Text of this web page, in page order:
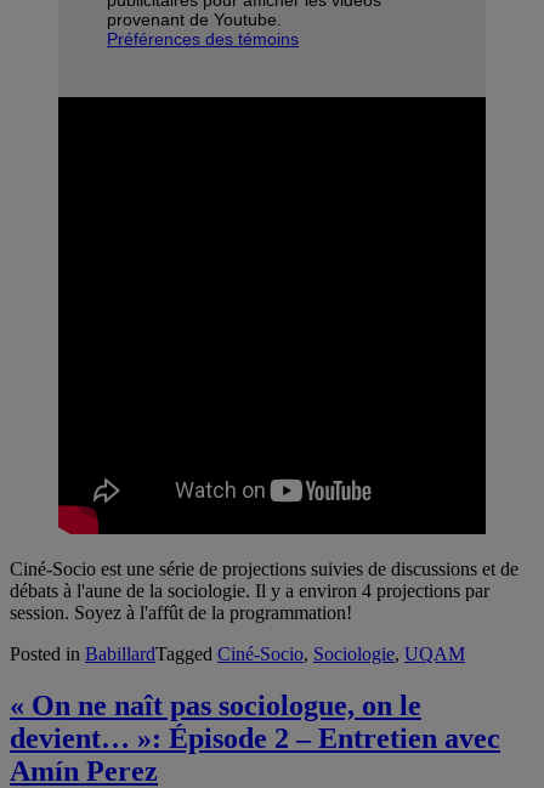
provenant de Youtube.
Préférences des témoins
Ciné-Socio est une série de projections suivies de discussions et de
débats à l'aune de la sociologie. Il y a environ 4 projections par
session. Soyez à l'affût de la programmation!
Posted in BabillardTagged Ciné-Socio, Sociologie, UQAM
« On ne naît pas sociologue, on le
devient… »: Épisode 2 – Entretien avec
Amín Perez